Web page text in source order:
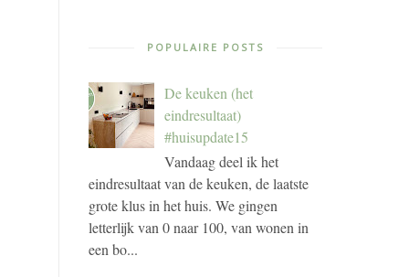
POPULAIRE POSTS
De keuken (het
eindresultaat)
#huisupdate15
Vandaag deel ik het
eindresultaat van de keuken, de laatste
grote klus in het huis. We gingen
letterlijk van 0 naar 100, van wonen in
een bo...